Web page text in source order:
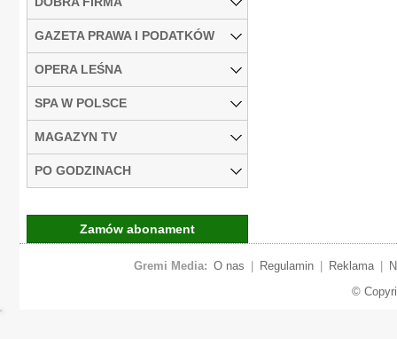
GAZETA PRAWA I PODATKÓW
OPERA LEŚNA
SPA W POLSCE
MAGAZYN TV
PO GODZINACH
Zamów abonament
Gremi Media: O nas Regulamin Reklama
©